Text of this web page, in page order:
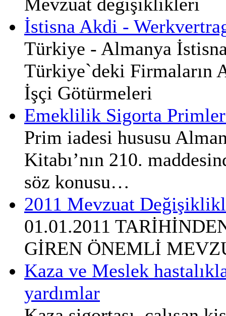
İstisna Akdi -
Türkiye - Almanya
Türkiye`deki Firmaların
İşçi Götürmeleri
Emeklilik Sigorta
Prim iadesi hususu
Kitabı’nın 210.
söz konusu…
2011 Mevzuat
01.01.2011
GİREN ÖNEMLİ
Kaza ve Meslek
yardımlar